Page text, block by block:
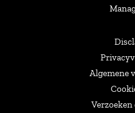
Algemene